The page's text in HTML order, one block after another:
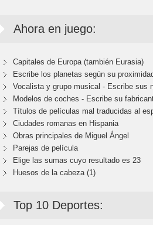
Ahora en juego:
Capitales de Europa (también Eurasia)
Escribe los planetas según su
Vocalista y grupo musical - Escribe sus
Modelos de coches - Escribe su
Títulos de películas mal traducidas al
Ciudades romanas en Hispania
Obras principales de Miguel Ángel
Parejas de película
Elige las sumas cuyo resultado es 23
Huesos de la cabeza (1)
Top 10 Deportes: